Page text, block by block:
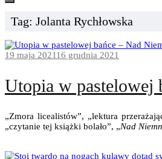
Tag: Jolanta Rychłowska
19 maja 202116 grudnia 2021
Utopia w pastelowej
„Zmora licealistów”, „lektura
„czytanie tej książki bolało”, „Nad